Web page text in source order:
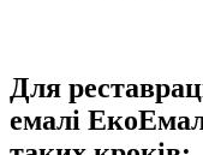
Для
емалі